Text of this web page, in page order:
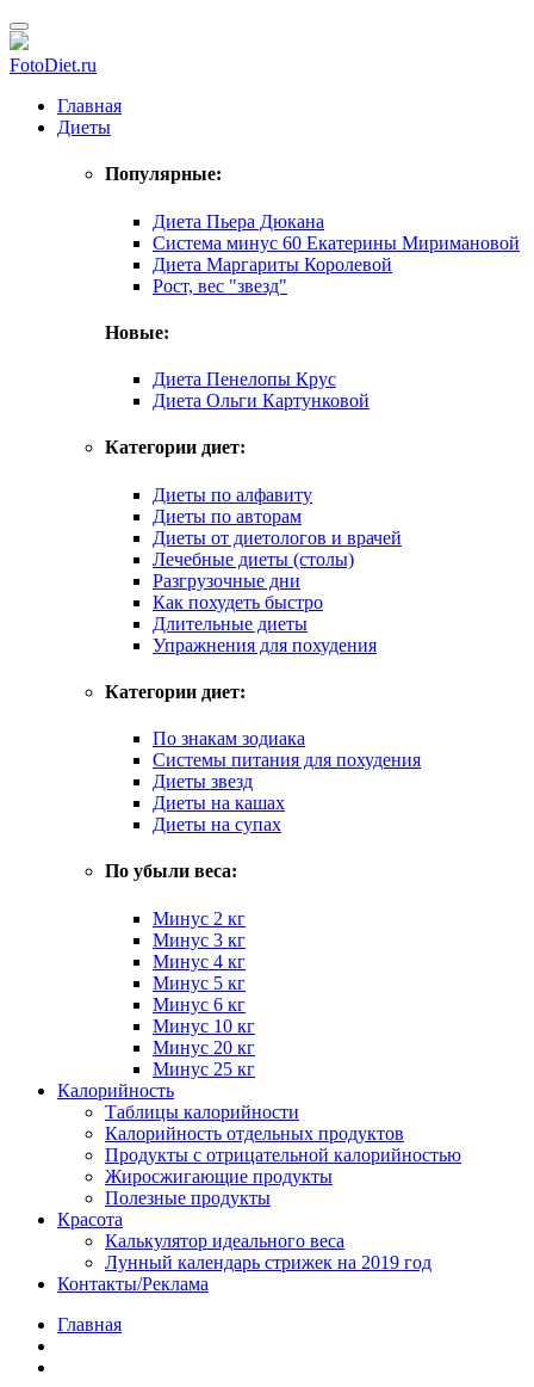
FotoDiet.ru
Главная
Диеты
Популярные:
Диета Пьера Дюкана
Система минус 60 Екатерины Миримановой
Диета Маргариты Королевой
Рост, вес "звезд"
Новые:
Диета Пенелопы Крус
Диета Ольги Картунковой
Категории диет:
Диеты по алфавиту
Диеты по авторам
Диеты от диетологов и врачей
Лечебные диеты (столы)
Разгрузочные дни
Как похудеть быстро
Длительные диеты
Упражнения для похудения
Категории диет:
По знакам зодиака
Системы питания для похудения
Диеты звезд
Диеты на кашах
Диеты на супах
По убыли веса:
Минус 2 кг
Минус 3 кг
Минус 4 кг
Минус 5 кг
Минус 6 кг
Минус 10 кг
Минус 20 кг
Минус 25 кг
Калорийность
Таблицы калорийности
Калорийность отдельных продуктов
Продукты с отрицательной калорийностью
Жиросжигающие продукты
Полезные продукты
Красота
Калькулятор идеального веса
Лунный календарь стрижек на 2019 год
Контакты/Реклама
Главная